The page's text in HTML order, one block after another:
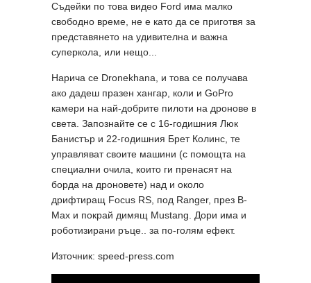
Съдейки по това видео Ford има малко
свободно време, не е като да се приготвя за
представянето на удивителна и важна
суперкола, или нещо...
Нарича се Dronekhana, и това се получава
ако дадеш празен хангар, коли и GoPro
камери на най-добрите пилоти на дронове в
света. Запознайте се с 16-годишния Люк
Банистър и 22-годишния Брет Колинс, те
управляват своите машини (с помощта на
специални очила, които ги пренасят на
борда на дроновете) над и около
дрифтиращ Focus RS, под Ranger, през B-
Max и покрай димящ Mustang. Дори има и
роботизирани ръце.. за по-голям ефект.
Източник: speed-press.com